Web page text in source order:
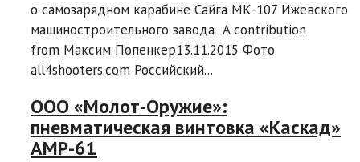
о самозарядном карабине Сайга МК-107 Ижевского
машиностроительного завода A contribution
from Максим Попенкер13.11.2015 Фото
all4shooters.com Российский...
ООО «Молот-Оружие»:
пневматическая винтовка «Каскад»
AMP-61